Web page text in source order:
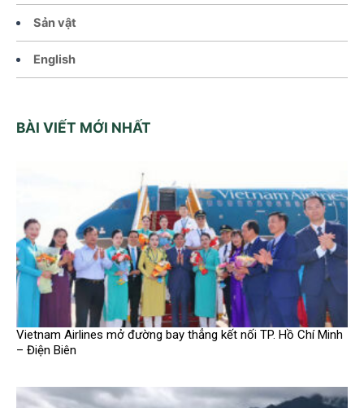
Sản vật
English
BÀI VIẾT MỚI NHẤT
Vietnam Airlines mở đường bay thẳng kết nối TP. Hồ Chí Minh
– Điện Biên